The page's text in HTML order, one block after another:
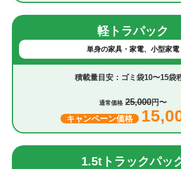
軽トラパック
単身の家具・家電、小型家電
ゴミ袋10〜15袋
通常価格 25,000円〜
キャンペーン価格
1.5tトラックパッ